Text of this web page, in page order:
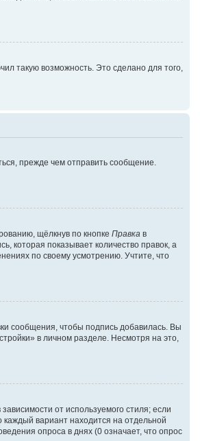
такую возможность. Это сделано для того,
прежде чем отправить сообщение.
щёлкнув по кнопке Правка в
которая показывает количество правок, а
по своему усмотрению. Учтите, что
сообщения, чтобы подпись добавилась. Вы
в личном разделе. Несмотря на это,
от используемого стиля; если
вариант находится на отдельной
опроса в днях (0 означает, что опрос